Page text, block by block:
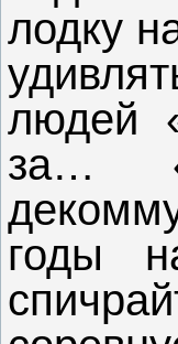
лодку
людей
за…
годы